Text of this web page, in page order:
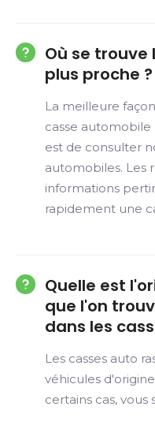
Où se
plus proche ?
La meilleure
casse
est de consulter
automobiles. Les
informations
rapidement une
Quelle est
que l'on
dans les
Les casses auto
véhicules
certains cas, vous